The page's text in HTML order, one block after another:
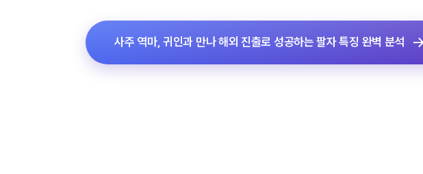
사주 역마, 귀인과 만나 해외 진출로 성공하는 팔자 특징 완벽 분석